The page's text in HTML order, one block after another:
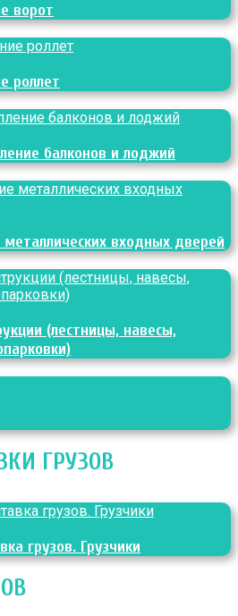
ворот
роллет
балконов и лоджий
входных дверей
(лестницы, навесы,
ГРУЗОВ
грузов. Грузчики